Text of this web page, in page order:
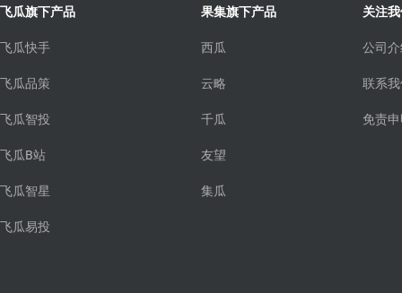
飞瓜旗下产品
飞瓜快手
飞瓜品策
飞瓜智投
飞瓜B站
飞瓜智星
飞瓜易投
果集旗下产品
西瓜
云略
千瓜
友望
集瓜
关注
公司
联系
免责